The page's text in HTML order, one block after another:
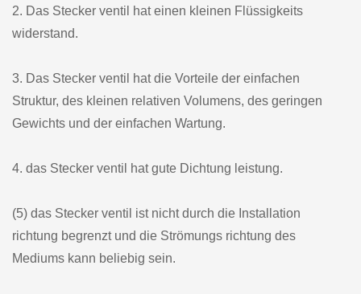
2. Das Stecker ventil hat einen kleinen Flüssigkeits
widerstand.
3. Das Stecker ventil hat die Vorteile der einfachen
Struktur, des kleinen relativen Volumens, des geringen
Gewichts und der einfachen Wartung.
4. das Stecker ventil hat gute Dichtung leistung.
(5) das Stecker ventil ist nicht durch die Installation
richtung begrenzt und die Strömungs richtung des
Mediums kann beliebig sein.